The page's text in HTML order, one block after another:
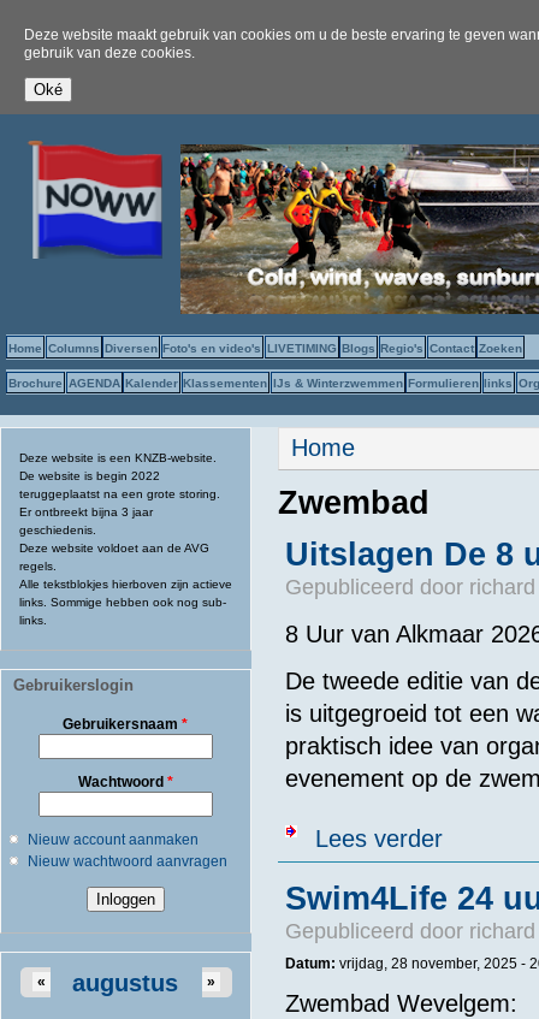
Deze website maakt gebruik van cookies om u de beste ervaring te geven
gebruik van deze cookies.
Home Columns Diversen Foto's en video's LIVETIMING Blogs Regio's Contact Zoeken
Brochure AGENDA Kalender Klassementen IJs & Winterzwemmen Formulieren links
Deze website is een KNZB-website.
De website is begin 2022
teruggeplaatst na een grote storing.
Er ontbreekt bijna 3 jaar
geschiedenis.
Deze website voldoet aan de AVG
regels.
Alle tekstblokjes hierboven zijn actieve
links. Sommige hebben ook nog sub-
links.
Gebruikerslogin
Gebruikersnaam*
Wachtwoord *
Nieuw account aanmaken
Nieuw wachtwoord aanvragen
augustus
« »
U bent hier
Home
Zwembad
Uitslagen De 8
Gepubliceerd door
8 Uur van Alkmaar
De tweede editie van
is uitgegroeid tot een
praktisch idee van
evenement op de
Lees verderover
Swim4Life 24
Gepubliceerd door
Datum: vrijdag, 28 november, 2025 -
Zwembad Wevelgem: